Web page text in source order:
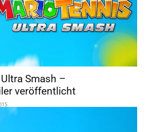
Smash –
veröffentlicht